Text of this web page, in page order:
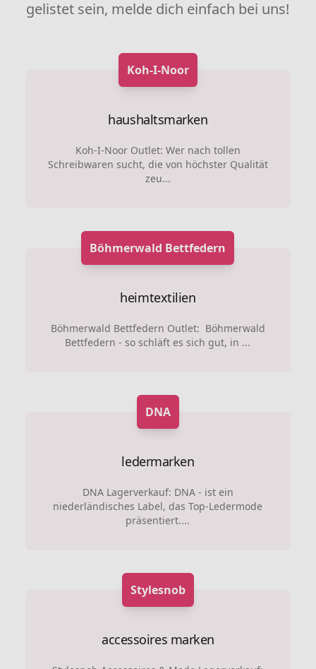
gelistet sein, melde dich einfach bei uns!
Koh-I-Noor
haushaltsmarken
Koh-I-Noor Outlet: Wer nach tollen
Schreibwaren sucht, die von höchster Qualität
zeu...
Böhmerwald Bettfedern
heimtextilien
Böhmerwald Bettfedern Outlet: Böhmerwald
Bettfedern - so schläft es sich gut, in ...
DNA
ledermarken
DNA Lagerverkauf: DNA - ist ein
niederländisches Label, das Top-Ledermode
präsentiert....
Stylesnob
accessoires marken